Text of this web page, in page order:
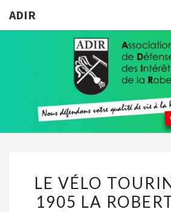
ADIR
Votre
De Vie
VÉLO
LE VÉLO
1905 LA